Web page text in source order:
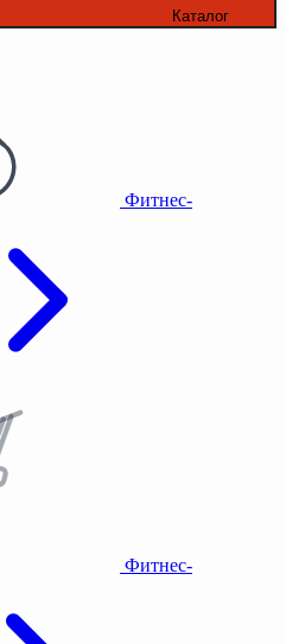
Каталог
Фитнес-
Фитнес-